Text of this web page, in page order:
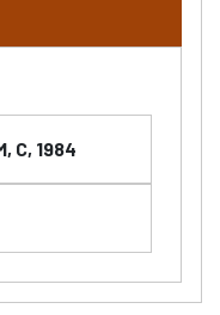
C, 1984